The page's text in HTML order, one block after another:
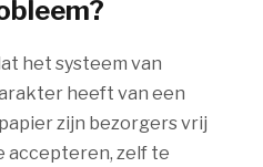
het systeem van
heeft van een
zijn bezorgers vrij
accepteren, zelf te